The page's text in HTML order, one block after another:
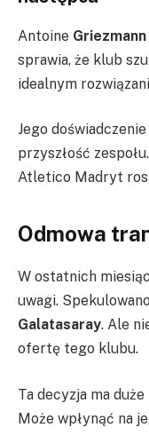
Antoine Griezmann
sprawia, że klub
idealnym
Jego
przyszłość
Atletico Madryt
Odmowa
W ostatnich
uwagi.
Galatasaray. Ale
ofertę tego klubu.
Ta decyzja ma
Może wpłynąć na